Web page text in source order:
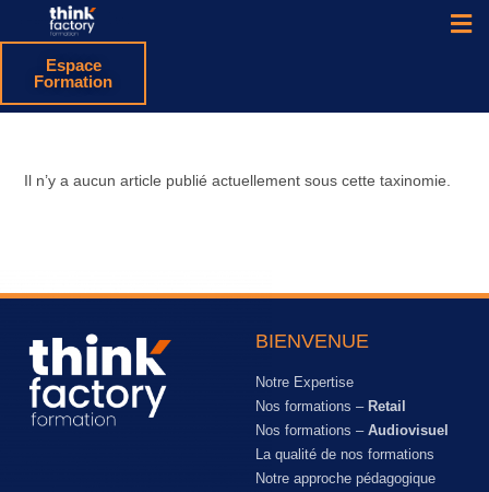
Espace
Formation
Il n’y a aucun article publié actuellement sous cette taxinomie.
BIENVENUE
Notre Expertise
Nos formations – Retail
Nos formations – Audiovisuel
La qualité de nos formations
Notre approche pédagogique